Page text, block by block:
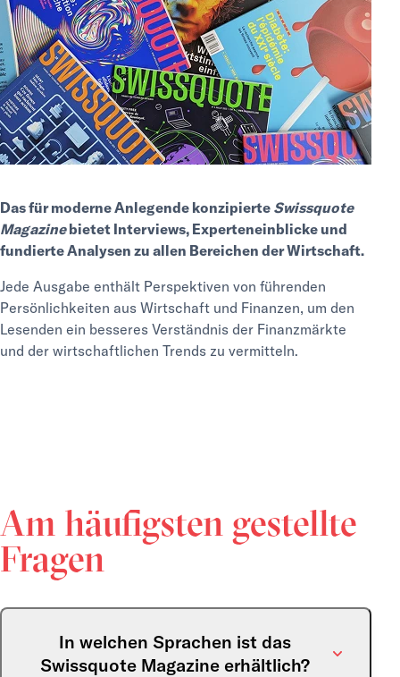
Das für moderne Anlegende konzipierte Swissquote
Magazinebietet Interviews, Experteneinblicke und
fundierte Analysen zu allen Bereichen der Wirtschaft.
Jede Ausgabe enthält Perspektiven von führenden
Persönlichkeiten aus Wirtschaft und Finanzen, um den
Lesenden ein besseres Verständnis der Finanzmärkte
und der wirtschaftlichen Trends zu vermitteln.
Am häufigsten gestellte
Fragen
In welchen Sprachen ist das
Swissquote Magazine erhältlich?